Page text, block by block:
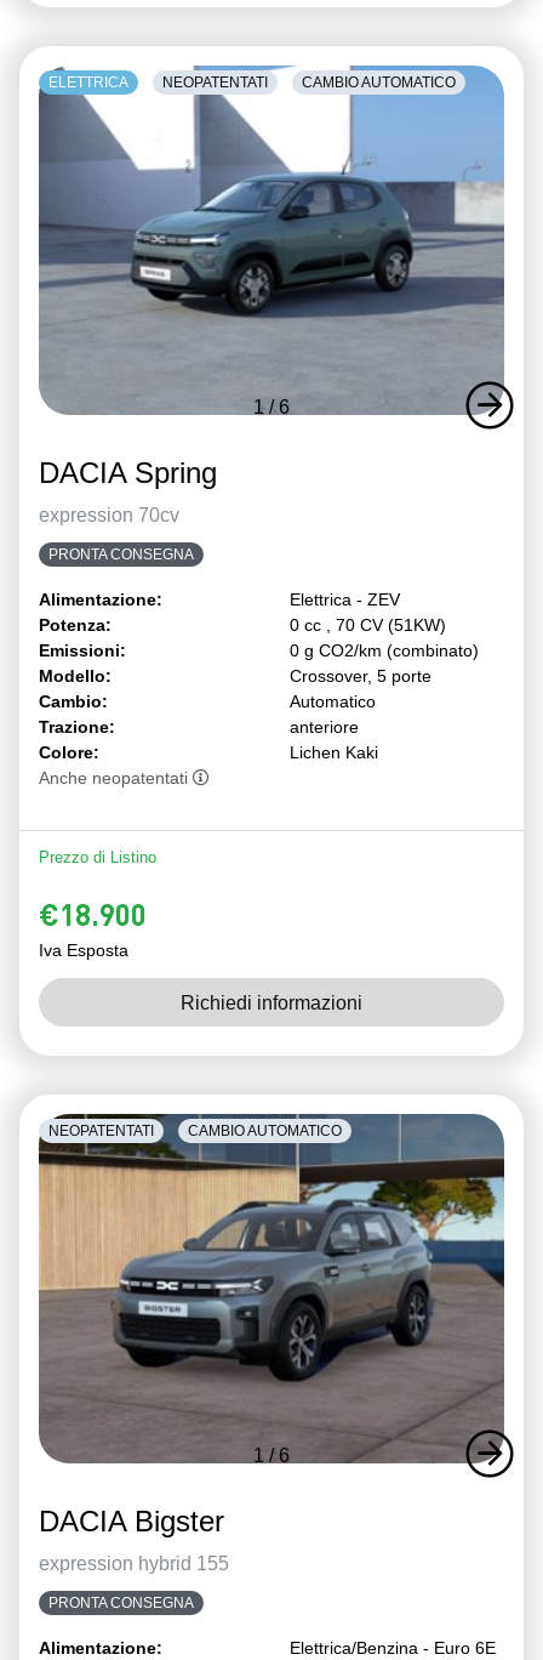
1 /6
ELETTRICA NEOPATENTATI CAMBIO AUTOMATICO
DACIA Spring
expression 70cv
PRONTA CONSEGNA
Alimentazione:
Elettrica - ZEV
Potenza:
0 cc , 70 CV (51KW)
Emissioni:
0 g CO2/km (combinato)
Modello:
Crossover, 5 porte
Cambio:
Automatico
Trazione:
anteriore
Colore:
Lichen Kaki
Anche neopatentati
Prezzo di Listino
€18.900
Iva Esposta
Richiedi informazioni
1 /6
NEOPATENTATI CAMBIO AUTOMATICO
DACIA Bigster
expression hybrid 155
PRONTA CONSEGNA
Alimentazione:
Elettrica/Benzina - Euro 6E